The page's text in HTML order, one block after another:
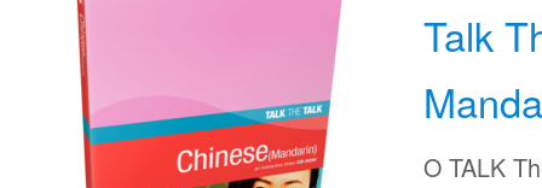
Talk
O TALK